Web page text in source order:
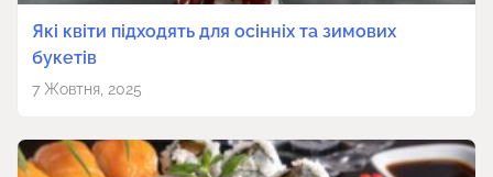
Які квіти підходять для осінніх та зимових
букетів
7 Жовтня, 2025